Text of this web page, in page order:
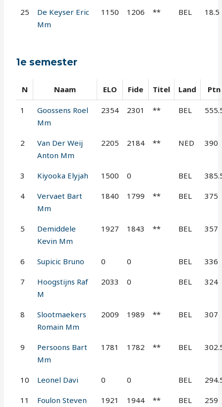
25
De Keyser Eric
Mm
1150 1206 ** BEL 18.5
1e semester
N Naam ELO Fide Titel Land Ptn
1
Goossens Roel
Mm
2354 2301 ** BEL
2
Van Der Weij
Anton Mm
2205 2184 ** NED 390
3 Kiyooka Elyjah 1500 0 BEL
4
Vervaet Bart
Mm
1840 1799 ** BEL 375
5
Demiddele
Kevin Mm
1927 1843 ** BEL 357
6 Supicic Bruno 0 0 BEL 336
7
Hoogstijns Raf
M
2033 0 BEL 324
8
Slootmaekers
Romain Mm
2009 1989 ** BEL 307
9
Persoons Bart
Mm
1781 1782 ** BEL
10 Leonel Davi 0 0 BEL
11
Foulon Steven
1921 1944 ** BEL 259